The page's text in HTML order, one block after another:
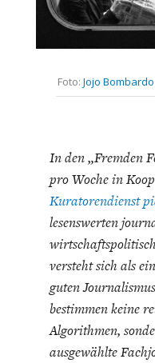
Foto: Jojo Bombardo
In den „Fremden
pro Woche in
Kuratorendienst
lesenswerten
versteht sich als
guten
bestimmen keine
Algorithmen,
ausgewählte